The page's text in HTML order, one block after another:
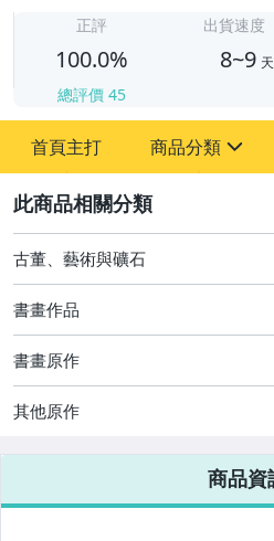
正評
100.0%
總評價 45
出貨速度
8~9 天
首頁主打 商品分類
其它
古董、藝術與礦石
書畫作品
書畫原作
其他原作
商品資